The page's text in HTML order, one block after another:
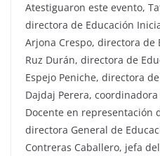
Atestiguaron este evento,
directora de Educación
Arjona Crespo, directora de
Ruz Durán, directora de
Espejo Peniche, directora
Dajdaj Perera,
Docente en representación
directora General de
Contreras Caballero, jefa